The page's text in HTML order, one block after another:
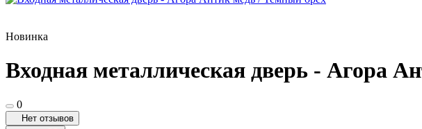
Новинка
Входная металлическая дверь - Агора
0
Нет отзывов